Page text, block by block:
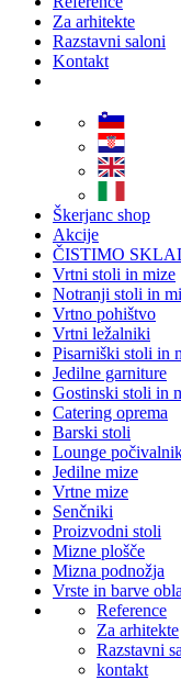
Za arhitekte
Razstavni saloni
Kontakt
Škerjanc shop
Akcije
ČISTIMO
Vrtni stoli in mize
Notranji stoli in
Vrtno pohištvo
Vrtni ležalniki
Pisarniški stoli in
Jedilne garniture
Gostinski stoli in
Catering oprema
Barski stoli
Lounge
Jedilne mize
Vrtne mize
Senčniki
Proizvodni stoli
Mizne plošče
Mizna podnožja
Vrste in barve
Reference
Za arhitekte
Razstavni
kontakt